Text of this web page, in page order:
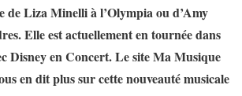
de Liza Minelli à l’Olympia ou d’Amy
Elle est actuellement en tournée dans
Disney en Concert. Le site Ma Musique
en dit plus sur cette nouveauté musicale